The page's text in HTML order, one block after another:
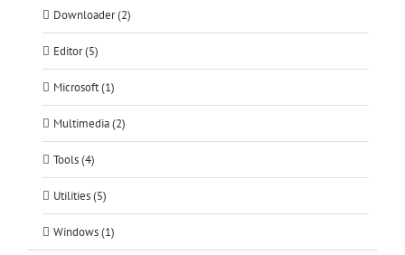
Downloader (2)
Editor (5)
Microsoft (1)
Multimedia (2)
Tools (4)
Utilities (5)
Windows (1)